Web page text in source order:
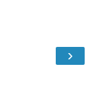
›